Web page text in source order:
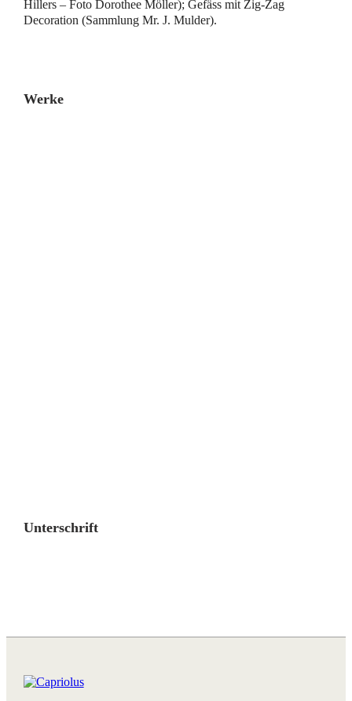
Hillers – Foto Dorothee Möller); Gefäss mit Zig-Zag
Decoration (Sammlung Mr. J. Mulder).
Werke
Unterschrift